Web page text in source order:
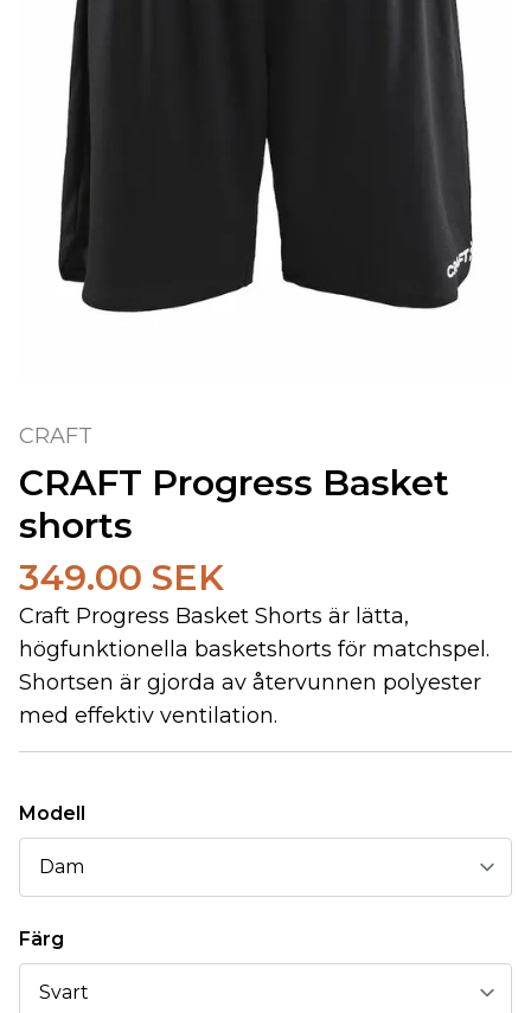
CRAFT
CRAFT Progress Basket
shorts
349.00 SEK
Craft Progress Basket Shorts är lätta,
högfunktionella basketshorts för matchspel.
Shortsen är gjorda av återvunnen polyester
med effektiv ventilation.
Modell
Färg